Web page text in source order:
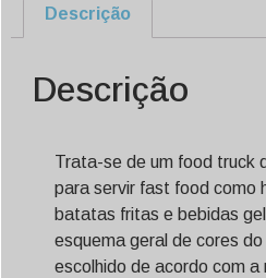
Descrição
Descrição
Trata-se de um food truck
para servir fast food como
batatas fritas e bebidas
esquema geral de cores
escolhido de acordo com a